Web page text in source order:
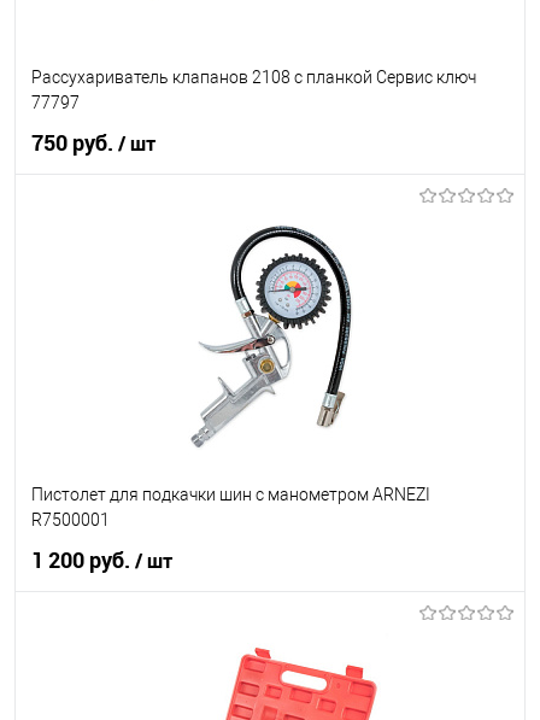
Рассухариватель клапанов 2108 с планкой Сервис ключ
77797
750 руб. / шт
В наличии
Пистолет для подкачки шин с манометром ARNEZI
R7500001
1 200 руб. / шт
В наличии